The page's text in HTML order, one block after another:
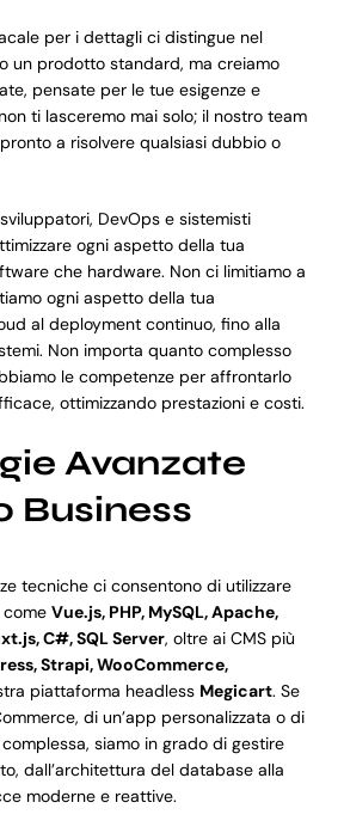
per i dettagli ci distingue nel
un prodotto standard, ma creiamo
pensate per le tue esigenze e
ti lasceremo mai solo; il nostro team
a risolvere qualsiasi dubbio o
DevOps e sistemisti
ogni aspetto della tua
che hardware. Non ci limitiamo a
ogni aspetto della tua
al deployment continuo, fino alla
Non importa quanto complesso
le competenze per affrontarlo
ottimizzando prestazioni e costi.
Avanzate
Business
tecniche ci consentono di utilizzare
Vue.js, PHP, MySQL, Apache,
C#, SQL Server, oltre ai CMS più
Strapi, WooCommerce,
piattaforma headless Megicart. Se
di un’app personalizzata o di
siamo in grado di gestire
dall’architettura del database alla
moderne e reattive.